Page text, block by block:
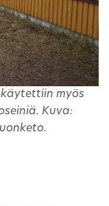
käytettiin myös
Kuva: